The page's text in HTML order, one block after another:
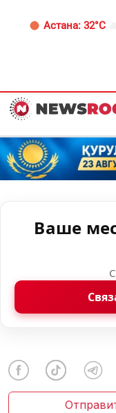
Астана: 32°C
Ваше